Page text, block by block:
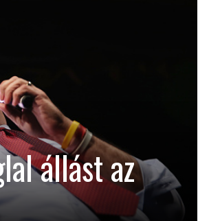
állást az